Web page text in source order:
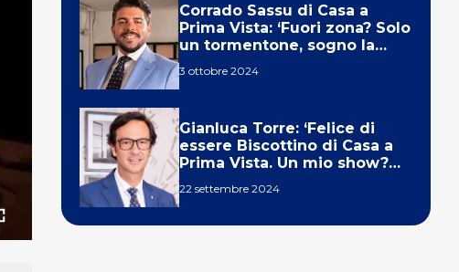
Corrado Sassu di Casa a
Prima Vista: ‘Fuori zona? Solo
un tormentone, sogno la
3 ottobre 2024
Gianluca Torre: ‘Felice di
essere Biscottino di Casa a
Prima Vista. Un mio show?
22 settembre 2024